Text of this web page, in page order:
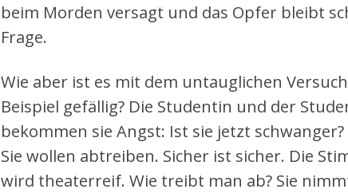
beim Morden versagt und das Opfer bleibt
Frage.
Wie aber ist es mit dem untauglichen
Beispiel gefällig? Die Studentin und der
bekommen sie Angst: Ist sie jetzt
Sie wollen abtreiben. Sicher ist sicher. Die
wird theaterreif. Wie treibt man ab? Sie